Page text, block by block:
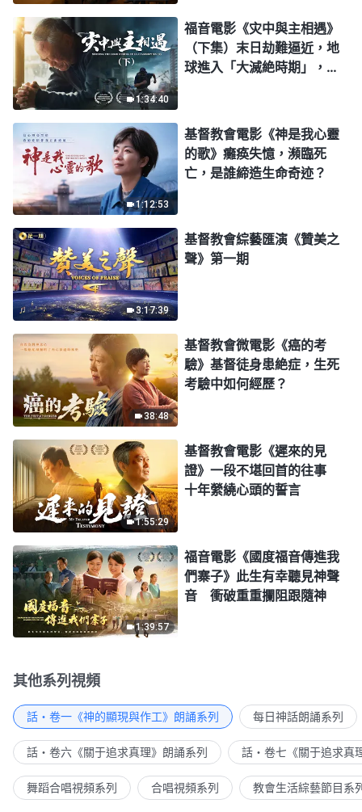
1:34:40
福音電影《灾中與主相遇》
（下集）末日劫難逼近，地
球進入「大滅絶時期」，人
1:12:53
基督教會電影《神是我心靈
的歌》癱痪失憶，瀕臨死
亡，是誰締造生命奇迹？
3:17:39
基督教會綜藝匯演《贊美之
聲》第一期
38:48
基督教會微電影《癌的考
驗》基督徒身患絶症，生死
考驗中如何經歷？
1:55:29
基督教會電影《遲來的見
證》一段不堪回首的往事
十年縈繞心頭的誓言
1:39:57
福音電影《國度福音傳進我
們寨子》此生有幸聽見神聲
音 衝破重重攔阻跟隨神
其他系列視頻
話・卷一《神的顯現與作工》朗誦系列 每日神話朗誦系列
話・卷六《關于追求真理》朗誦系列 話・卷七《關于追求真
舞蹈合唱視頻系列 合唱視頻系列 教會生活綜藝節目系